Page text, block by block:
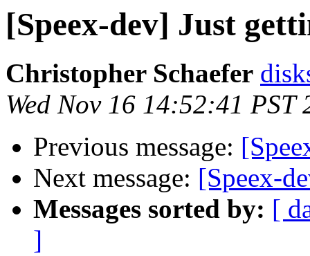
[Speex-dev] Just
Christopher Schaefer
Wed Nov 16 14:52:41 PST
Previous message:
Next message: [Speex-
Messages sorted by: [
]